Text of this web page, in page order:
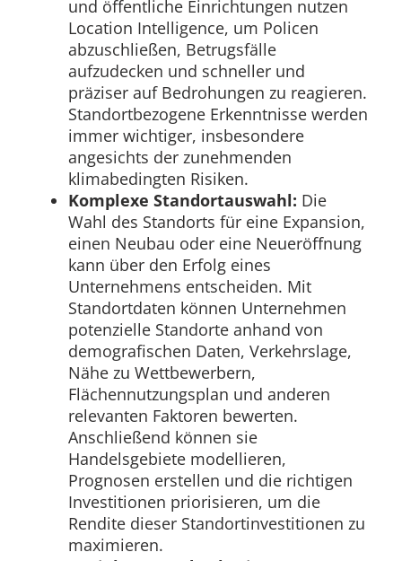
und öffentliche Einrichtungen nutzen
Location Intelligence, um Policen
abzuschließen, Betrugsfälle
aufzudecken und schneller und
präziser auf Bedrohungen zu reagieren.
Standortbezogene Erkenntnisse werden
immer wichtiger, insbesondere
angesichts der zunehmenden
klimabedingten Risiken.
Komplexe Standortauswahl: Die
Wahl des Standorts für eine Expansion,
einen Neubau oder eine Neueröffnung
kann über den Erfolg eines
Unternehmens entscheiden. Mit
Standortdaten können Unternehmen
potenzielle Standorte anhand von
demografischen Daten, Verkehrslage,
Nähe zu Wettbewerbern,
Flächennutzungsplan und anderen
relevanten Faktoren bewerten.
Anschließend können sie
Handelsgebiete modellieren,
Prognosen erstellen und die richtigen
Investitionen priorisieren, um die
Rendite dieser Standortinvestitionen zu
maximieren.